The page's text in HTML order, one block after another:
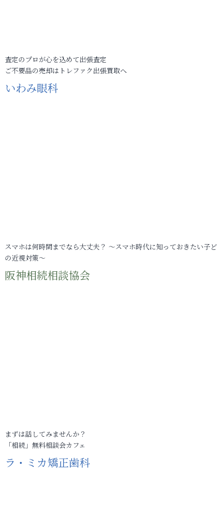
査定のプロが心を込めて出張査定
ご不要品の売却はトレファク出張買取へ
いわみ眼科
スマホは何時間までなら大丈夫？ ～スマホ時代に知っておきたい子
の近視対策～
阪神相続相談協会
まずは話してみませんか？
「相続」無料相談会カフェ
ラ・ミカ矯正歯科